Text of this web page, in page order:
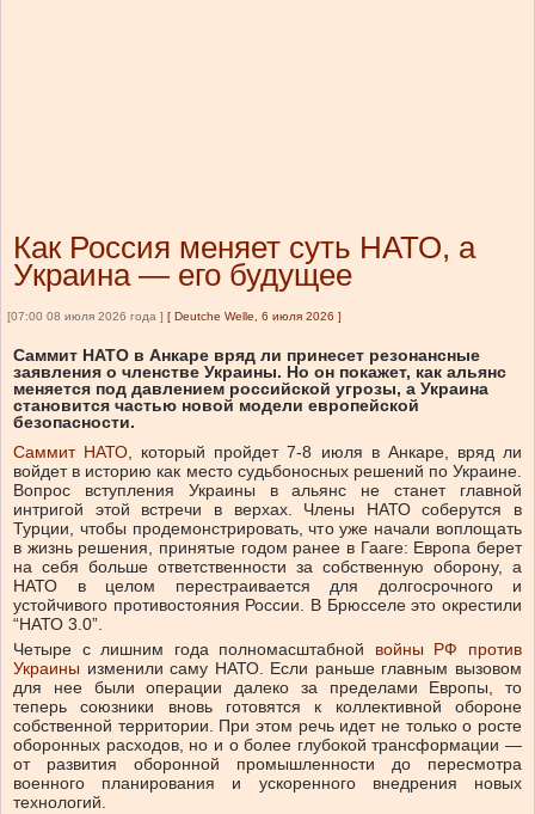
Как Россия меняет суть НАТО, а
Украина — его будущее
[07:00 08 июля 2026 года ] [ Deutche Welle, 6 июля 2026 ]
Саммит НАТО в Анкаре вряд ли принесет резонансные
заявления о членстве Украины. Но он покажет, как альянс
меняется под давлением российской угрозы, а Украина
становится частью новой модели европейской
безопасности.
Саммит НАТО, который пройдет 7-8 июля в Анкаре, вряд ли
войдет в историю как место судьбоносных решений по Украине.
Вопрос вступления Украины в альянс не станет главной
интригой этой встречи в верхах. Члены НАТО соберутся в
Турции, чтобы продемонстрировать, что уже начали воплощать
в жизнь решения, принятые годом ранее в Гааге: Европа берет
на себя больше ответственности за собственную оборону, а
НАТО в целом перестраивается для долгосрочного и
устойчивого противостояния России. В Брюсселе это окрестили
“НАТО 3.0”.
Четыре с лишним года полномасштабной войны РФ против
Украины изменили саму НАТО. Если раньше главным вызовом
для нее были операции далеко за пределами Европы, то
теперь союзники вновь готовятся к коллективной обороне
собственной территории. При этом речь идет не только о росте
оборонных расходов, но и о более глубокой трансформации —
от развития оборонной промышленности до пересмотра
военного планирования и ускоренного внедрения новых
технологий.